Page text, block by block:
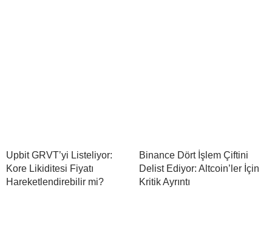
Upbit GRVT’yi Listeliyor:
Kore Likiditesi Fiyatı
Hareketlendirebilir mi?
Binance Dört İşlem Çiftini
Delist Ediyor: Altcoin’ler İçin
Kritik Ayrıntı